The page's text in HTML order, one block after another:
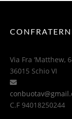
Via Fra ‘Matthew,
36015 Schio VI
C.F 94018250244